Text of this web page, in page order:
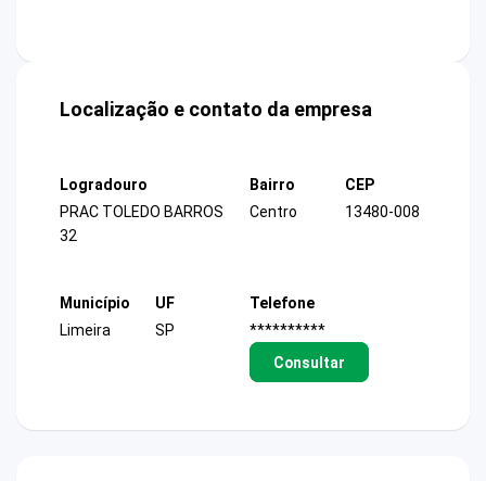
Localização e contato da empresa
Logradouro
PRAC TOLEDO BARROS
32
Bairro
Centro
CEP
13480-008
Município
Limeira
UF
SP
Telefone
**********
Consultar